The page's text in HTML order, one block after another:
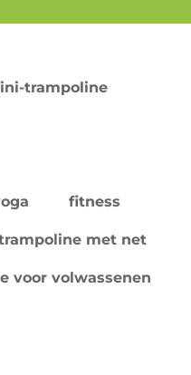
trampoline
fitness
met net
voor volwassenen